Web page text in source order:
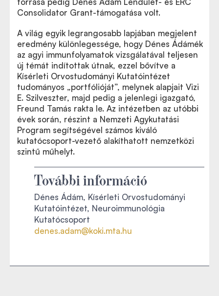
Consolidator Grant-támogatása volt.
A világ egyik legrangosabb lapjában megjelent
eredmény különlegessége, hogy Dénes Ádámék
az agyi immunfolyamatok vizsgálatával teljesen
új témát indítottak útnak, ezzel bővítve a
Kísérleti Orvostudományi Kutatóintézet
tudományos „portfólióját”, melynek alapjait Vizi
E. Szilveszter, majd pedig a jelenlegi igazgató,
Freund Tamás rakta le. Az intézetben az utóbbi
évek során, részint a Nemzeti Agykutatási
Program segítségével számos kiváló
kutatócsoport-vezető alakíthatott nemzetközi
szintű műhelyt.
További információ
Dénes Ádám, Kísérleti Orvostudományi
Kutatóintézet, Neuroimmunológia
Kutatócsoport
denes.adam@koki.mta.hu